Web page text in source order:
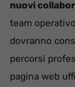
nuovi
team
dovranno
percorsi
pagina web